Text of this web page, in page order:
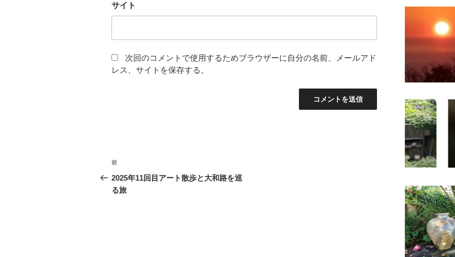
サイト
次回のコメントで使用するためブラウザーに自分の名前、メールアド
レス、サイトを保存する。
投
稿
ナ
前
の
投
前
2025年11回目アート散歩と大和路を巡
る旅